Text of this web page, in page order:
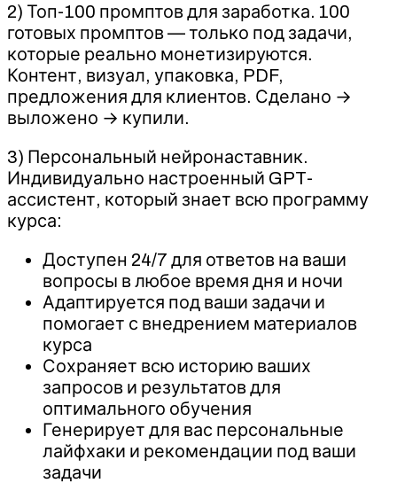
2) Топ-100 промптов для заработка. 100
готовых промптов — только под задачи,
которые реально монетизируются.
Контент, визуал, упаковка, PDF,
предложения для клиентов. Сделано →
выложено → купили.
3) Персональный нейронаставник.
Индивидуально настроенный GPT-
ассистент, который знает всю программу
курса:
Доступен 24/7 для ответов на ваши
вопросы в любое время дня и ночи
Адаптируется под ваши задачи и
помогает с внедрением материалов
курса
Сохраняет всю историю ваших
запросов и результатов для
оптимального обучения
Генерирует для вас персональные
лайфхаки и рекомендации под ваши
задачи